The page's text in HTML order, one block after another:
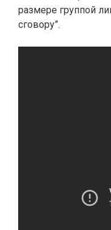
размере группой
сговору”.